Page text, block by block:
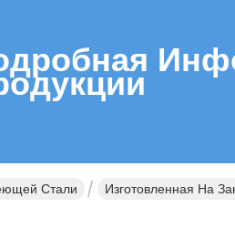
Стали Изготовленная На